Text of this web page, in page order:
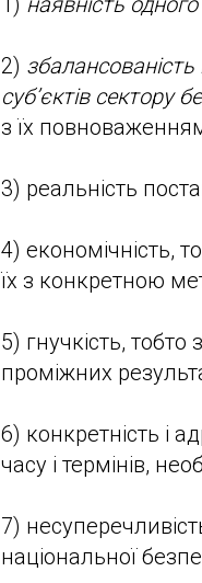
2) збалансованість
суб’єктів сектору
з їх
3) реальність
4) економічність,
їх з конкретною
5) гнучкість,
проміжних
6) конкретність і
часу і термінів,
7)
національної